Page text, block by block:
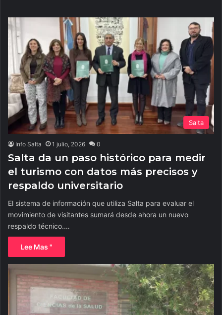
Salta
Info Salta 1 julio, 2026 0
Salta da un paso histórico para medir
el turismo con datos más precisos y
respaldo universitario
El sistema de información que utiliza Salta para evaluar el
movimiento de visitantes sumará desde ahora un nuevo
respaldo técnico.…
Lee Mas "